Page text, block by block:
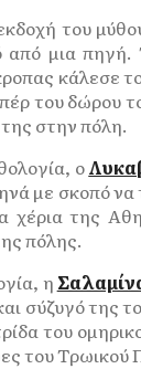
του
από μια
κάλεσε
του δώρου
στην πόλη.
ο
με σκοπό
χέρια της
πόλης.
η
σύζυγό της
του
του Τρωικού